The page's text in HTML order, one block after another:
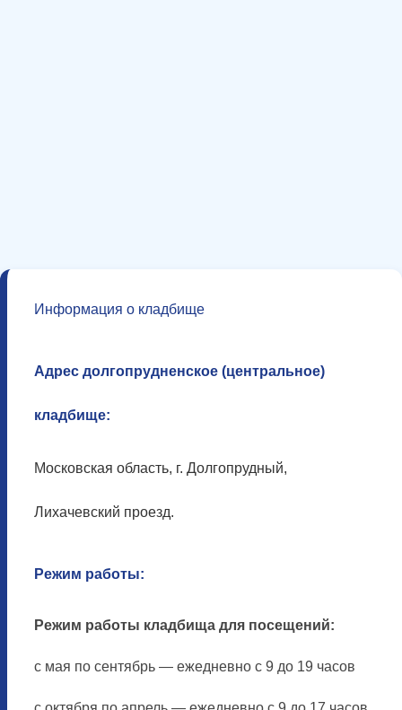
Информация о кладбище
Адрес долгопрудненское (центральное)
кладбище:
Московская область, г. Долгопрудный,
Лихачевский проезд.
Режим работы:
Режим работы кладбища для посещений:
с мая по сентябрь — ежедневно с 9 до 19 часов